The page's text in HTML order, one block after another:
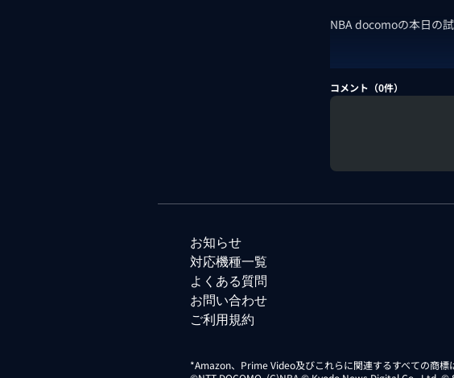
NBA docomoの本日の
コメント（0件）
お知らせ
対応機種一覧
よくある質問
お問い合わせ
ご利用規約
*Amazon、Prime Video及びこれらに関連するすべての商標